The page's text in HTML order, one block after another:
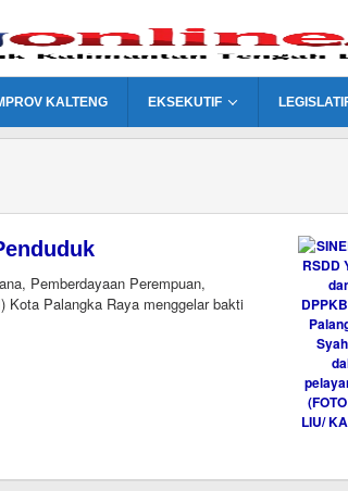
KALTENG EKSEKUTIF
Pemberdayaan Perempuan,
Kota Palangka Raya menggelar bakti